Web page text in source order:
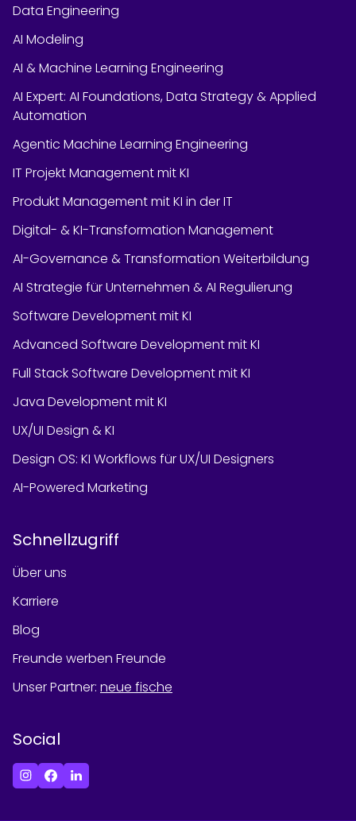
Data Engineering
AI Modeling
AI & Machine Learning Engineering
AI Expert: AI Foundations, Data Strategy & Applied
Automation
Agentic Machine Learning Engineering
IT Projekt Management mit KI
Produkt Management mit KI in der IT
Digital- & KI-Transformation Management
AI-Governance & Transformation Weiterbildung
AI Strategie für Unternehmen & AI Regulierung
Software Development mit KI
Advanced Software Development mit KI
Full Stack Software Development mit KI
Java Development mit KI
UX/UI Design & KI
Design OS: KI Workflows für UX/UI Designers
AI-Powered Marketing
Schnellzugriff
Über uns
Karriere
Blog
Freunde werben Freunde
Unser Partner: neue fische
Social